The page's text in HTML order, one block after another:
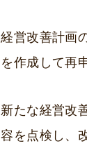
経営改善計画
を作成して再
新たな経営改
容を点検し、